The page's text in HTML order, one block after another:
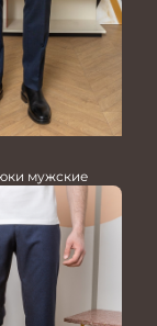
мужские